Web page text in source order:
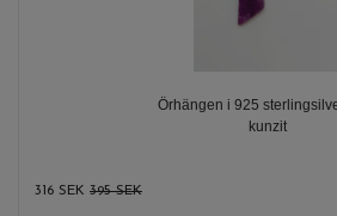
Örhängen i 925
kunzit
316 SEK 395 SEK